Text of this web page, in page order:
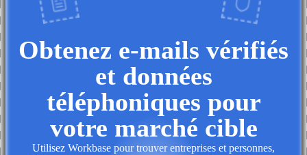
Obtenez e-mails vérifiés
et données
téléphoniques pour
votre marché cible
Utilisez Workbase pour trouver entreprises et personnes,